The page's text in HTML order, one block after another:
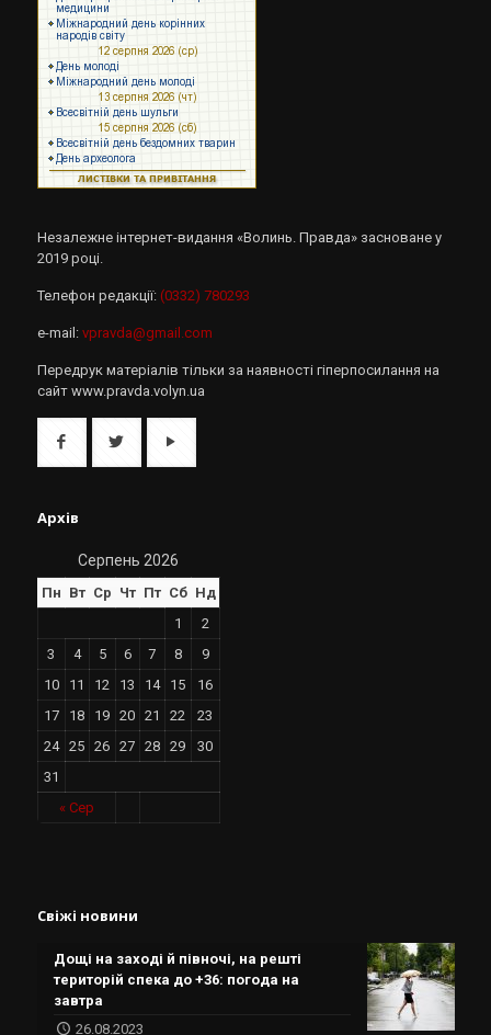
Незалежне інтернет-видання «Волинь. Правда» засноване у
2019 році.
Телефон редакції: (0332) 780293
e-mail: vpravda@gmail.com
Передрук матеріалів тільки за наявності гіперпосилання на
сайт www.pravda.volyn.ua
Архів
Серпень 2026
Пн Вт Ср Чт Пт Сб Нд
« Сер
1
2
3
4 5 6 7 8
9
10
11 12 13 14 15
16
17
18 19 20 21 22
23
24
25 26 27 28 29
30
31
Свіжі новини
Дощі на заході й півночі, на решті
територій спека до +36: погода на
завтра
26.08.2023